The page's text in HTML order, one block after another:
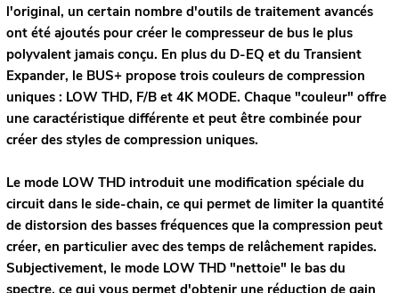
l'original, un certain nombre d'outils de traitement avancés
ont été ajoutés pour créer le compresseur de bus le plus
polyvalent jamais conçu. En plus du D-EQ et du Transient
Expander, le BUS+ propose trois couleurs de compression
uniques : LOW THD, F/B et 4K MODE. Chaque "couleur" offre
une caractéristique différente et peut être combinée pour
créer des styles de compression uniques.
Le mode LOW THD introduit une modification spéciale du
circuit dans le side-chain, ce qui permet de limiter la quantité
de distorsion des basses fréquences que la compression peut
créer, en particulier avec des temps de relâchement rapides.
Subjectivement, le mode LOW THD "nettoie" le bas du
spectre, ce qui vous permet d'obtenir une réduction de gain